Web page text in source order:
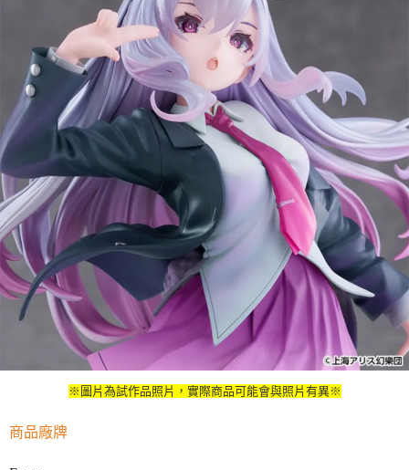
※圖片為試作品照片，實際商品可能會與照片有異※
商品廠牌